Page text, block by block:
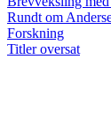
Rundt om
Forskning
Titler oversat